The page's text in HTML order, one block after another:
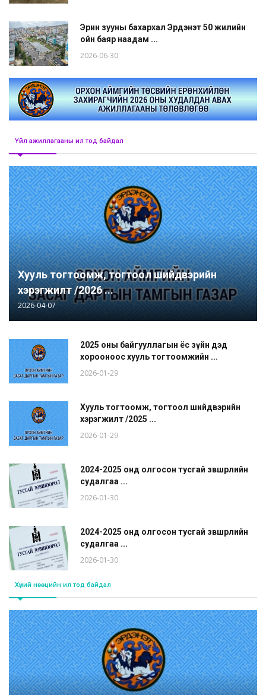
Эрин зууны бахархал Эрдэнэт 50 жилийн
ойн баяр наадам ...
2026-06-30
Үйл ажиллагааны ил тод байдал
Хууль тогтоомж, тогтоол шийдвэрийн
хэрэгжилт /2026 ...
2026-04-07
2025 оны байгууллагын ёс зүйн дэд
хорооноос хууль тогтоомжийн ...
2026-01-29
Хууль тогтоомж, тогтоол шийдвэрийн
хэрэгжилт /2025 ...
2026-01-29
2024-2025 онд олгосон тусгай зөвшөөрлийн
судалгаа ...
2026-01-30
2024-2025 онд олгосон тусгай зөвшөөрлийн
судалгаа ...
2026-01-30
Хүний нөөцийн ил тод байдал